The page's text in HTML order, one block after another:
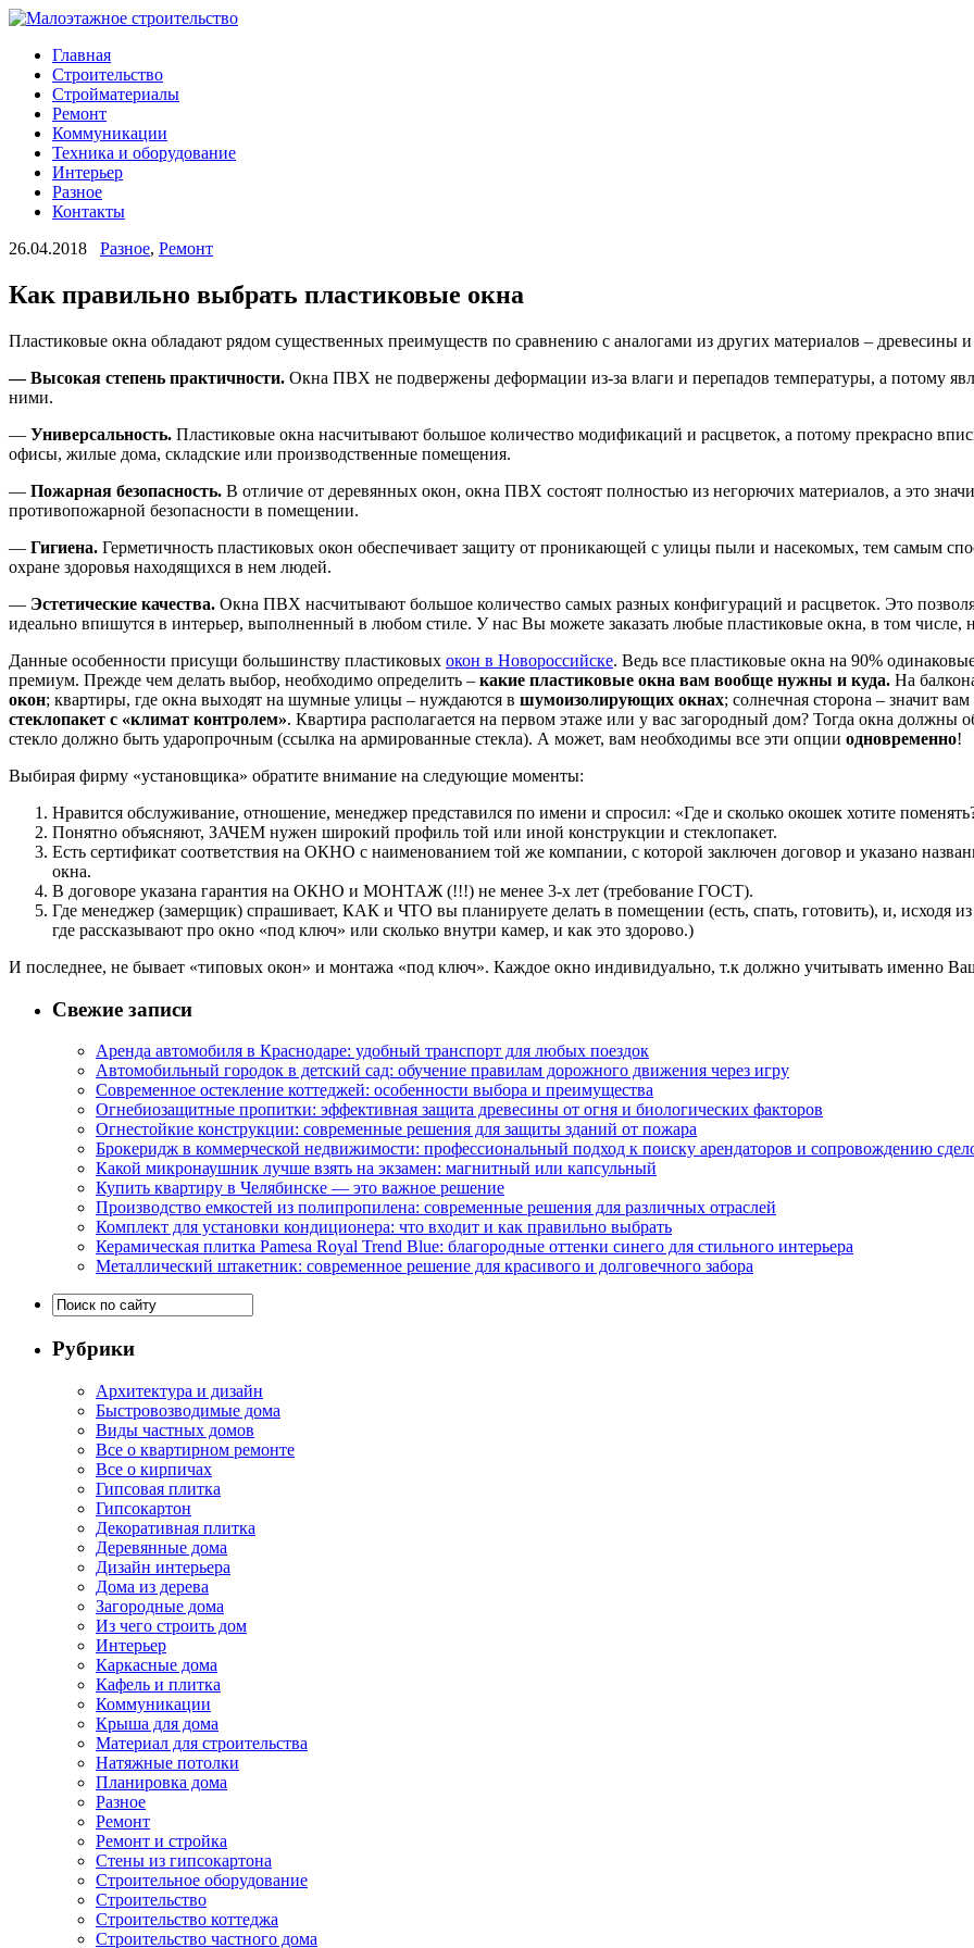
Главная
Строительство
Стройматериалы
Ремонт
Коммуникации
Техника и оборудование
Интерьер
Разное
Контакты
26.04.2018
Разное, Ремонт
Как правильно выбрать пластиковые окна
Пластиковые окна обладают рядом существенных преимуществ по сравнению с аналогами из других материалов – древесины
— Высокая степень практичности. Окна ПВХ не подвержены деформации из-за влаги и перепадов температуры, а потому
ними.
— Универсальность. Пластиковые окна насчитывают большое количество модификаций и расцветок, а потому прекрасно
офисы, жилые дома, складские или производственные помещения.
— Пожарная безопасность. В отличие от деревянных окон, окна ПВХ состоят полностью из негорючих материалов, а это
противопожарной безопасности в помещении.
— Гигиена. Герметичность пластиковых окон обеспечивает защиту от проникающей с улицы пыли и насекомых, тем самым
охране здоровья находящихся в нем людей.
— Эстетические качества. Окна ПВХ насчитывают большое количество самых разных конфигураций и расцветок. Это
идеально впишутся в интерьер, выполненный в любом стиле. У нас Вы можете заказать любые пластиковые окна, в том числе,
Данные особенности присущи большинству пластиковых окон в Новороссийске. Ведь все пластиковые окна на 90%
премиум. Прежде чем делать выбор, необходимо определить – какие пластиковые окна вам вообще нужны и куда. На
окон; квартиры, где окна выходят на шумные улицы – нуждаются в шумоизолирующих окнах; солнечная сторона – значит
стеклопакет с «климат контролем». Квартира располагается на первом этаже или у вас загородный дом? Тогда окна
стекло должно быть ударопрочным (ссылка на армированные стекла). А может, вам необходимы все эти опции одновременно!
Выбирая фирму «установщика» обратите внимание на следующие моменты:
Нравится обслуживание, отношение, менеджер представился по имени и спросил: «Где и сколько окошек хотите
Понятно объясняют, ЗАЧЕМ нужен широкий профиль той или иной конструкции и стеклопакет.
Есть сертификат соответствия на ОКНО с наименованием той же компании, с которой заключен договор и указано
окна.
В договоре указана гарантия на ОКНО и МОНТАЖ (!!!) не менее 3-х лет (требование ГОСТ).
Где менеджер (замерщик) спрашивает, КАК и ЧТО вы планируете делать в помещении (есть, спать, готовить), и, исходя
где рассказывают про окно «под ключ» или сколько внутри камер, и как это здорово.)
И последнее, не бывает «типовых окон» и монтажа «под ключ». Каждое окно индивидуально, т.к должно учитывать именно
Свежие записи
Аренда автомобиля в Краснодаре: удобный транспорт для любых поездок
Автомобильный городок в детский сад: обучение правилам дорожного движения через игру
Современное остекление коттеджей: особенности выбора и преимущества
Огнебиозащитные пропитки: эффективная защита древесины от огня и биологических факторов
Огнестойкие конструкции: современные решения для защиты зданий от пожара
Брокеридж в коммерческой недвижимости: профессиональный подход к поиску арендаторов и сопровождению
Какой микронаушник лучше взять на экзамен: магнитный или капсульный
Купить квартиру в Челябинске — это важное решение
Производство емкостей из полипропилена: современные решения для различных отраслей
Комплект для установки кондиционера: что входит и как правильно выбрать
Керамическая плитка Pamesa Royal Trend Blue: благородные оттенки синего для стильного интерьера
Металлический штакетник: современное решение для красивого и долговечного забора
Рубрики
Архитектура и дизайн
Быстровозводимые дома
Виды частных домов
Все о квартирном ремонте
Все о кирпичах
Гипсовая плитка
Гипсокартон
Декоративная плитка
Деревянные дома
Дизайн интерьера
Дома из дерева
Загородные дома
Из чего строить дом
Интерьер
Каркасные дома
Кафель и плитка
Коммуникации
Крыша для дома
Материал для строительства
Натяжные потолки
Планировка дома
Разное
Ремонт
Ремонт и стройка
Стены из гипсокартона
Строительное оборудование
Строительство
Строительство коттеджа
Строительство частного дома